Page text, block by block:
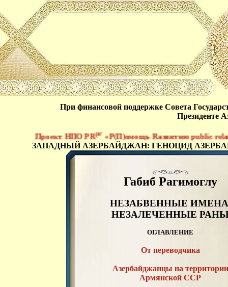
При финансовой поддержке Совета
Президенте
Проект НПО PRpr«Р (П)омощьRазвитию public
ЗАПАДНЫЙ АЗЕРБАЙДЖАН: ГЕНОЦИД
Габиб Рагимоглу
НЕЗАБВЕННЫЕ
НЕЗАЛЕЧЕННЫЕ
ОГЛАВЛЕНИЕ
От переводчика
Азербайджанцы на территории
Армянской ССР